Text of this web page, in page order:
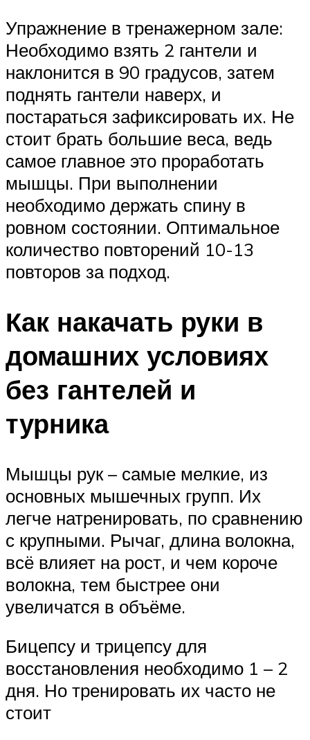
Упражнение в тренажерном зале:
Необходимо взять 2 гантели и
наклонится в 90 градусов, затем
поднять гантели наверх, и
постараться зафиксировать их. Не
стоит брать большие веса, ведь
самое главное это проработать
мышцы. При выполнении
необходимо держать спину в
ровном состоянии. Оптимальное
количество повторений 10-13
повторов за подход.
Как накачать руки в
домашних условиях
без гантелей и
турника
Мышцы рук – самые мелкие, из
основных мышечных групп. Их
легче натренировать, по сравнению
с крупными. Рычаг, длина волокна,
всё влияет на рост, и чем короче
волокна, тем быстрее они
увеличатся в объёме.
Бицепсу и трицепсу для
восстановления необходимо 1 – 2
дня. Но тренировать их часто не
стоит